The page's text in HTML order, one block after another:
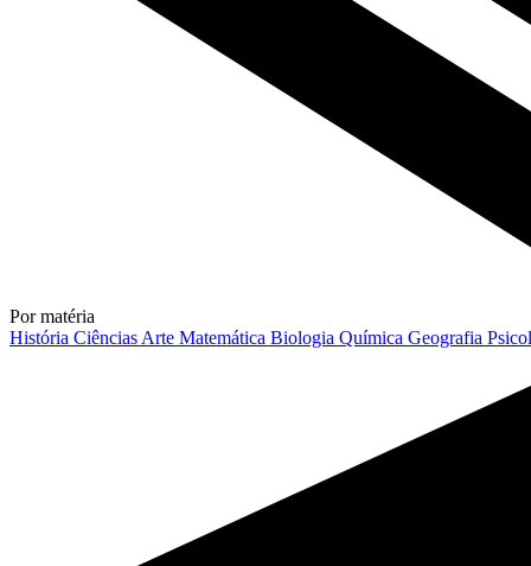
Por matéria
História Ciências Arte Matemática Biologia Química Geografia